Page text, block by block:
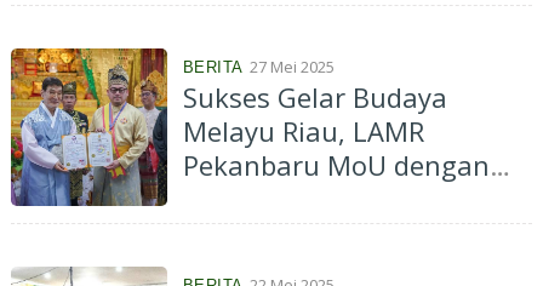
BERITA 27 Mei 2025
Sukses Gelar Budaya
Melayu Riau, LAMR
Pekanbaru MoU dengan
Parlemen Budaya Korea